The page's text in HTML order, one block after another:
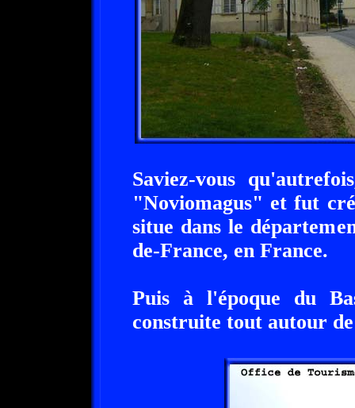
Saviez-vous
"Noviomagus" et fut
situe dans le
de-France, en France.
Puis à l'époque du
construite tout autour